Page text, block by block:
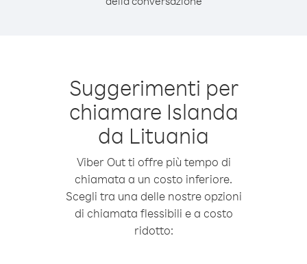
Suggerimenti per
chiamare Islanda
da Lituania
Viber Out ti offre più tempo di
chiamata a un costo inferiore.
Scegli tra una delle nostre opzioni
di chiamata flessibili e a costo
ridotto: